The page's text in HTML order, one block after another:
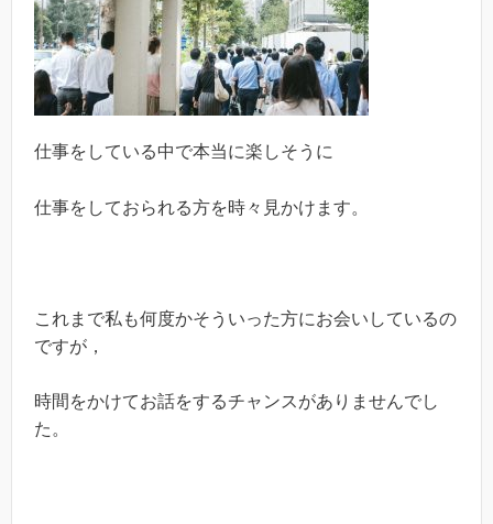
仕事をしている中で本当に楽しそうに
仕事をしておられる方を時々見かけます。
これまで私も何度かそういった方にお会いしているの
ですが，
時間をかけてお話をするチャンスがありませんでし
た。